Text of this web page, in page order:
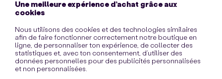
Une meilleure expérience d’achat grâce aux
cookies
Nous utilisons des cookies et des technologies similaires
afin de faire fonctionner correctement notre boutique en
ligne, de personnaliser ton expérience, de collecter des
statistiques et, avec ton consentement, d’utiliser des
données personnelles pour des publicités personnalisées
et non personnalisées.